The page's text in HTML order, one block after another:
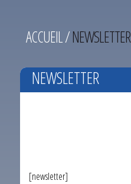
ACCUEIL/NEWSLETTER
NEWSLETTER
[newsletter]